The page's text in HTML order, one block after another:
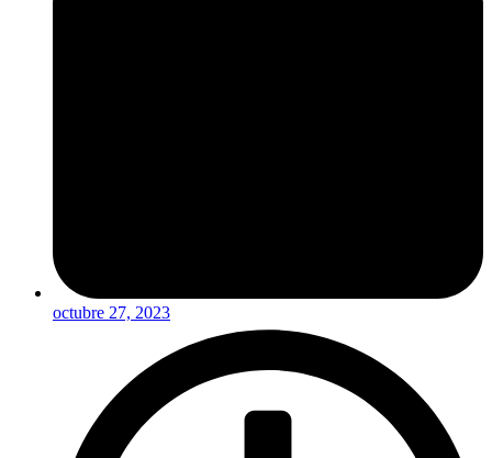
octubre 27, 2023